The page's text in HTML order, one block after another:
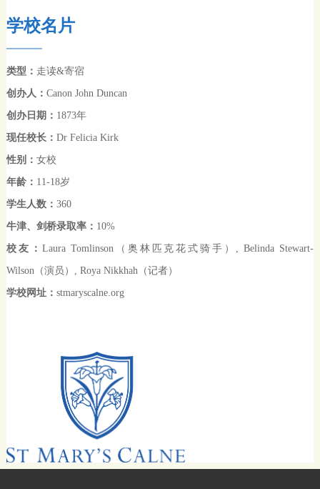
学校名片
类型： 走读&寄宿
创办人： Canon John Duncan
创办日期： 1873年
现任校长： Dr Felicia Kirk
性别： 女校
年龄： 11-18岁
学生人数： 360
牛津、剑桥录取率： 10%
校友：Laura Tomlinson （奥林匹克花式骑手） , Belinda Stewart-
Wilson （演员） , Roya Nikkhah （记者）
学校网址： stmaryscalne.org